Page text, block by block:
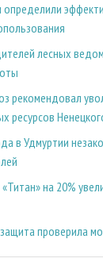
определили
лесных
рекомендовал
ресурсов
в Удмуртии
на 20%
проверила